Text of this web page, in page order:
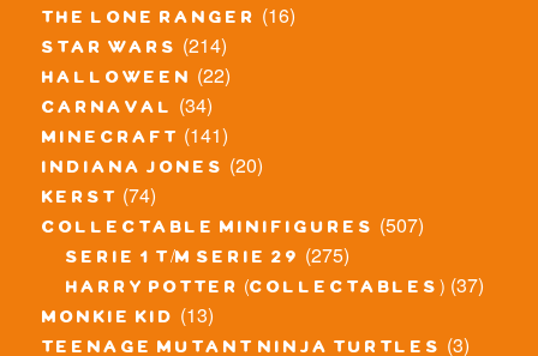
the lone ranger (16)
star wars (214)
halloween (22)
carnaval (34)
minecraft (141)
indiana jones (20)
kerst (74)
collectable minifigures (507)
serie 1 t/m serie 29 (275)
harry potter (collectables) (37)
monkie kid (13)
teenage mutant ninja turtles (3)